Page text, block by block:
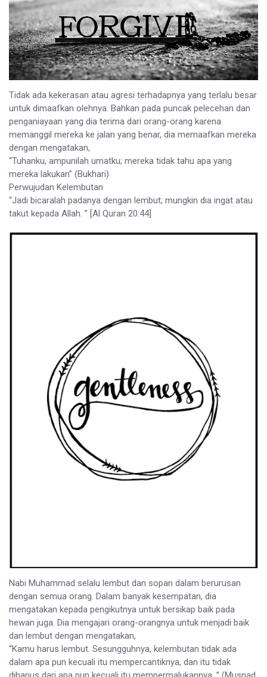
Tidak ada kekerasan atau agresi terhadapnya yang terlalu besar
untuk dimaafkan olehnya. Bahkan pada puncak pelecehan dan
penganiayaan yang dia terima dari orang-orang karena
memanggil mereka ke jalan yang benar, dia memaafkan mereka
dengan mengatakan,
“Tuhanku, ampunilah umatku; mereka tidak tahu apa yang
mereka lakukan” (Bukhari)
Perwujudan Kelembutan
“Jadi bicaralah padanya dengan lembut; mungkin dia ingat atau
takut kepada Allah. ” [Al Quran 20:44]
Nabi Muhammad selalu lembut dan sopan dalam berurusan
dengan semua orang. Dalam banyak kesempatan, dia
mengatakan kepada pengikutnya untuk bersikap baik pada
hewan juga. Dia mengajari orang-orangnya untuk menjadi baik
dan lembut dengan mengatakan,
“Kamu harus lembut. Sesungguhnya, kelembutan tidak ada
dalam apa pun kecuali itu mempercantiknya, dan itu tidak